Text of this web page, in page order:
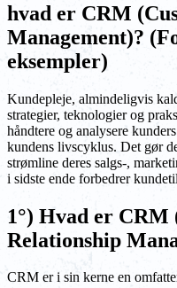
hvad er CRM
Management)?
eksempler)
Kundepleje, almindeligvis
strategier, teknologier og
håndtere og analysere
kundens livscyklus. Det gør
strømline deres salgs-,
i sidste ende forbedrer
1°) Hvad er CRM
Relationship
CRM er i sin kerne en